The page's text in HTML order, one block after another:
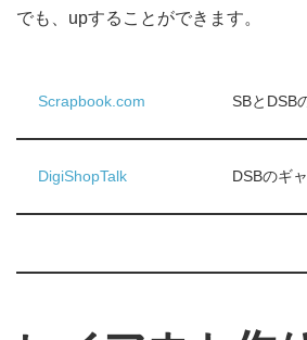
でも、upすることができます。
Scrapbook.com SBとDSB
DigiShopTalk DSBのギ